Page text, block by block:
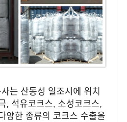
는 산동성 일조시에 위치
, 석유코크스, 소성코크스,
양한 종류의 코크스 수출을